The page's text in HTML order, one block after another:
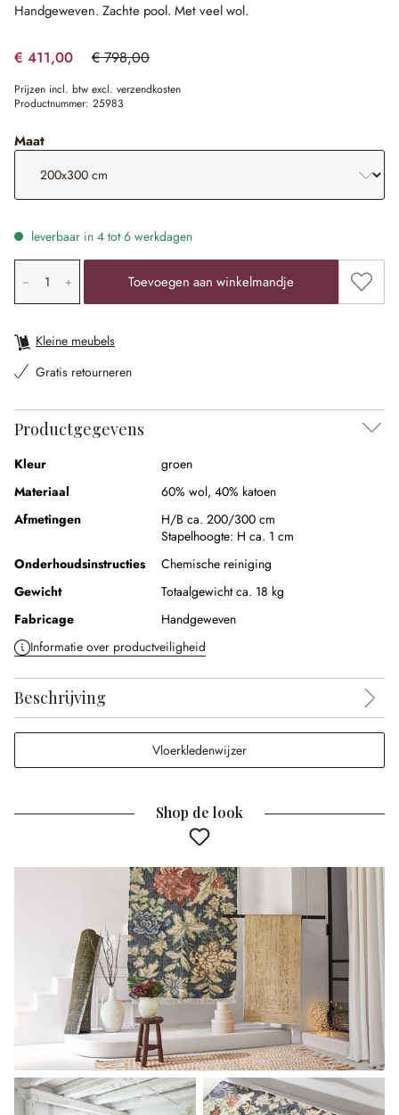
Handgeweven. Zachte pool. Met veel wol.
€ 411,00 € 798,00
(48.5% gespart)
Prijzen incl. btw excl. verzendkosten
Productnummer: 25983
Maatselecteer
leverbaar in 4 tot 6 werkdagen
Producthoeveelheid: voer de gewenste waarde in of
Toevoegen aan winkelmandje
Kleine meubels
Gratis retourneren
Productgegevens
Kleur
groen
Materiaal
60% wol, 40% katoen
Afmetingen
H/B ca. 200/300 cm
Stapelhoogte: H ca. 1 cm
Onderhoudsinstructies
Chemische reiniging
Gewicht
Totaalgewicht ca. 18 kg
Fabricage
Handgeweven
Informatie over productveiligheid
Beschrijving
Vloerkledenwijzer
Shop de look